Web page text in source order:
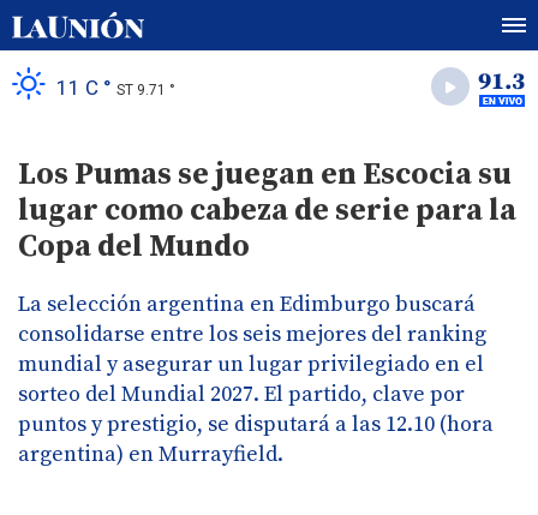
11 C ° ST 9.71 °
Los Pumas se juegan en Escocia su
lugar como cabeza de serie para la
Copa del Mundo
La selección argentina en Edimburgo buscará
consolidarse entre los seis mejores del ranking
mundial y asegurar un lugar privilegiado en el
sorteo del Mundial 2027. El partido, clave por
puntos y prestigio, se disputará a las 12.10 (hora
argentina) en Murrayfield.